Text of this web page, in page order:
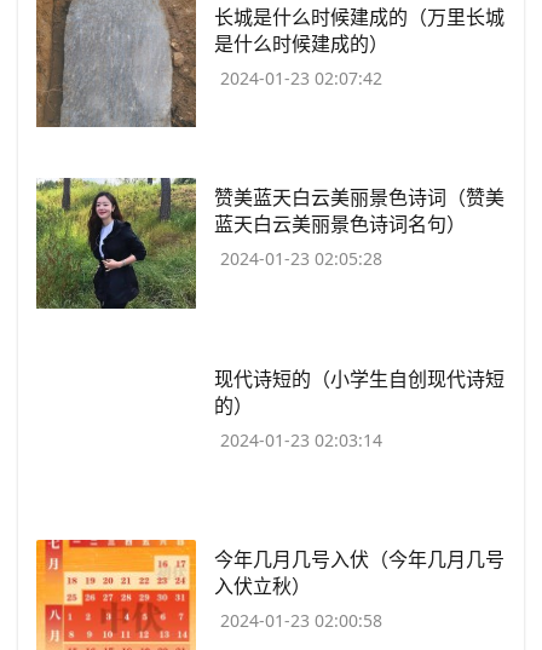
​长城是什么时候建成的（万里长城
是什么时候建成的）
2024-01-23 02:07:42
​赞美蓝天白云美丽景色诗词（赞美
蓝天白云美丽景色诗词名句）
2024-01-23 02:05:28
​现代诗短的（小学生自创现代诗短
的）
2024-01-23 02:03:14
​今年几月几号入伏（今年几月几号
入伏立秋）
2024-01-23 02:00:58